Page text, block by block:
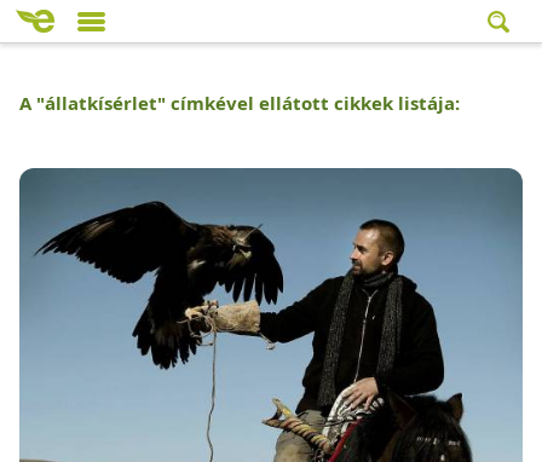
A "állatkísérlet" címkével ellátott cikkek listája: